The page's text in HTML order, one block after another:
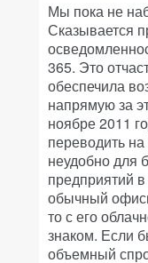
Мы пока не
Сказывается
365. Это
обеспечила
напрямую за
ноябре 2011
переводить
неудобно для
предприятий
обычный
то с его
знаком. Если
объемный